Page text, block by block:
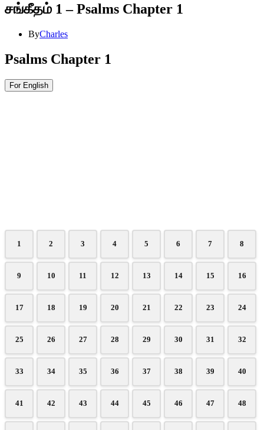
சங்கீதம் 1 – Psalms Chapter 1
ByCharles
Psalms Chapter 1
For English
1 2 3 4 5 6 7 8
9 10 11 12 13 14 15 16
17 18 19 20 21 22 23 24
25 26 27 28 29 30 31 32
33 34 35 36 37 38 39 40
41 42 43 44 45 46 47 48